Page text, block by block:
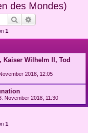
des Mondes)
Suche
1
Kaiser Wilhelm II, Tod
2018, 12:05
November 2018, 11:30
1